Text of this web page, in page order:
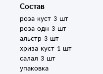
Состав
роза куст 3 шт
роза одн 3 шт
альстр 3 шт
хриза куст 1 шт
салал 3 шт
упаковка